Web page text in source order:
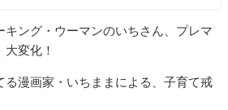
キング・ウーマンのいちさん、プレマ
変化！
る漫画家・いちままによる、子育て戒